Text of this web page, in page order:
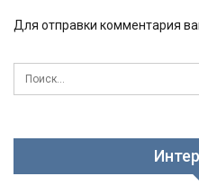
Для отправки комментария